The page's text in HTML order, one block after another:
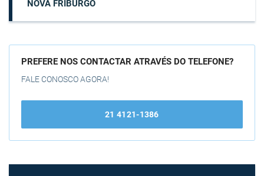
NOVA FRIBURGO
PREFERE NOS CONTACTAR ATRAVÉS DO TELEFONE?
FALE CONOSCO AGORA!
21 4121-1386